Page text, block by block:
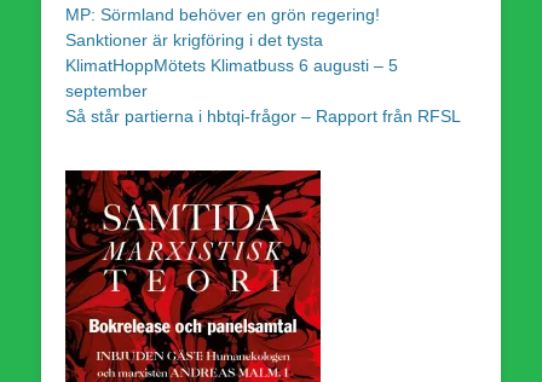
MP: Sörmland behöver en grön regering!
Sanktioner är krigföring i det tysta
KlimatHoppMötets Klimatbuss 6 augusti – 5
september
Så står partierna i hbtqi-frågor – Rapport från RFSL